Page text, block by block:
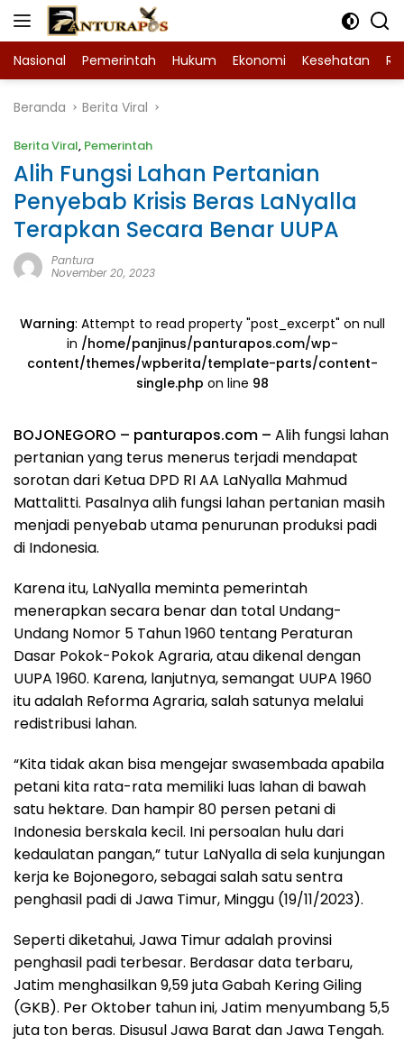
Langsung
Nasional Pemerintah Hukum Ekonomi Kesehatan
Beranda Berita Viral
Berita Viral, Pemerintah
Alih Fungsi Lahan Pertanian
Penyebab Krisis Beras LaNyalla
Terapkan Secara Benar UUPA
Pantura
November 20, 2023
Warning: Attempt to read property "post_excerpt" on null
in /home/panjinus/panturapos.com/wp-
content/themes/wpberita/template-parts/content-
single.php on line 98
BOJONEGORO – panturapos.com – Alih fungsi lahan
pertanian yang terus menerus terjadi mendapat
sorotan dari Ketua DPD RI AA LaNyalla Mahmud
Mattalitti. Pasalnya alih fungsi lahan pertanian masih
menjadi penyebab utama penurunan produksi padi
di Indonesia.
Karena itu, LaNyalla meminta pemerintah
menerapkan secara benar dan total Undang-
Undang Nomor 5 Tahun 1960 tentang Peraturan
Dasar Pokok-Pokok Agraria, atau dikenal dengan
UUPA 1960. Karena, lanjutnya, semangat UUPA 1960
itu adalah Reforma Agraria, salah satunya melalui
redistribusi lahan.
“Kita tidak akan bisa mengejar swasembada apabila
petani kita rata-rata memiliki luas lahan di bawah
satu hektare. Dan hampir 80 persen petani di
Indonesia berskala kecil. Ini persoalan hulu dari
kedaulatan pangan,” tutur LaNyalla di sela kunjungan
kerja ke Bojonegoro, sebagai salah satu sentra
penghasil padi di Jawa Timur, Minggu (19/11/2023).
Seperti diketahui, Jawa Timur adalah provinsi
penghasil padi terbesar. Berdasar data terbaru,
Jatim menghasilkan 9,59 juta Gabah Kering Giling
(GKB). Per Oktober tahun ini, Jatim menyumbang 5,5
juta ton beras. Disusul Jawa Barat dan Jawa Tengah.